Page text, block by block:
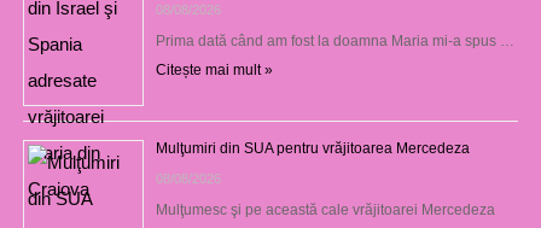
08/08/2026
Prima dată când am fost la doamna Maria mi-a spus …
Citește mai mult »
Mulţumiri din SUA pentru vrăjitoarea Mercedeza
08/08/2026
Mulţumesc şi pe această cale vrăjitoarei Mercedeza